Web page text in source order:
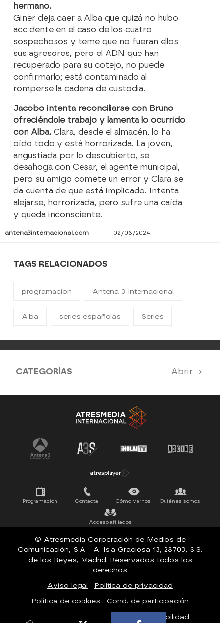
hermano.
Giner deja caer a Alba quequizá no hubo
accidente en el caso de los cuatro
sospechosos y teme que no fueran ellos
sus agresores, pero el ADN que han
recuperado para su cotejo, no puede
confirmarlo; está contaminado al
romperse la cadena de custodia.
Jacobo intenta reconciliarse con Bruno
ofreciéndole trabajo y lamenta lo ocurrido
con Alba. Clara, desde el almacén, lo ha
oído todo y está horrorizada. La joven,
angustiada por lo descubierto, se
desahoga con Cesar, el agente municipal,
pero su amigo comete un error y Clara se
da cuenta de que está implicado. Intenta
alejarse, horrorizada, pero sufre una caída
y queda inconsciente.
antena3internacional.com | | 02/08/2024
TAGS RELACIONADOS
programacion Antena 3 Internacional
Alba series españolas Series
CATEGORÍAS Abrir
Antena 3 Noticias El Hormiguero
Tu cara me suena Pasapalabra
Programación Contacta Cómo vernos Quiénes somos
Acceso afiliados
© Atresmedia Corporación de Medios de
Comunicación, S.A - A. Isla Graciosa 13, 28703, S.S.
de los Reyes, Madrid. Reservados todos los
derechos
Aviso legal
Política de privacidad
Política de cookies
Cond. de participación
Accesibilidad